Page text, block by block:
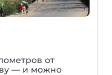
от
— и можно